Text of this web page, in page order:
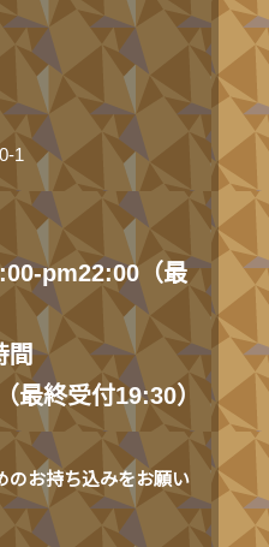
1
pm22:00（最
間
最終受付19:30）
のお持ち込みをお願い